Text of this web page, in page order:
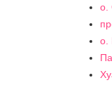
о.
о.